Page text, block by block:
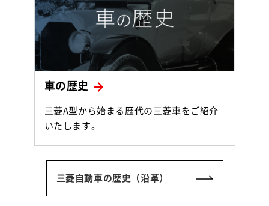
車の歴史
三菱A型から始まる歴代の三菱車をご紹介
いたします。
三菱自動車の歴史（沿革）